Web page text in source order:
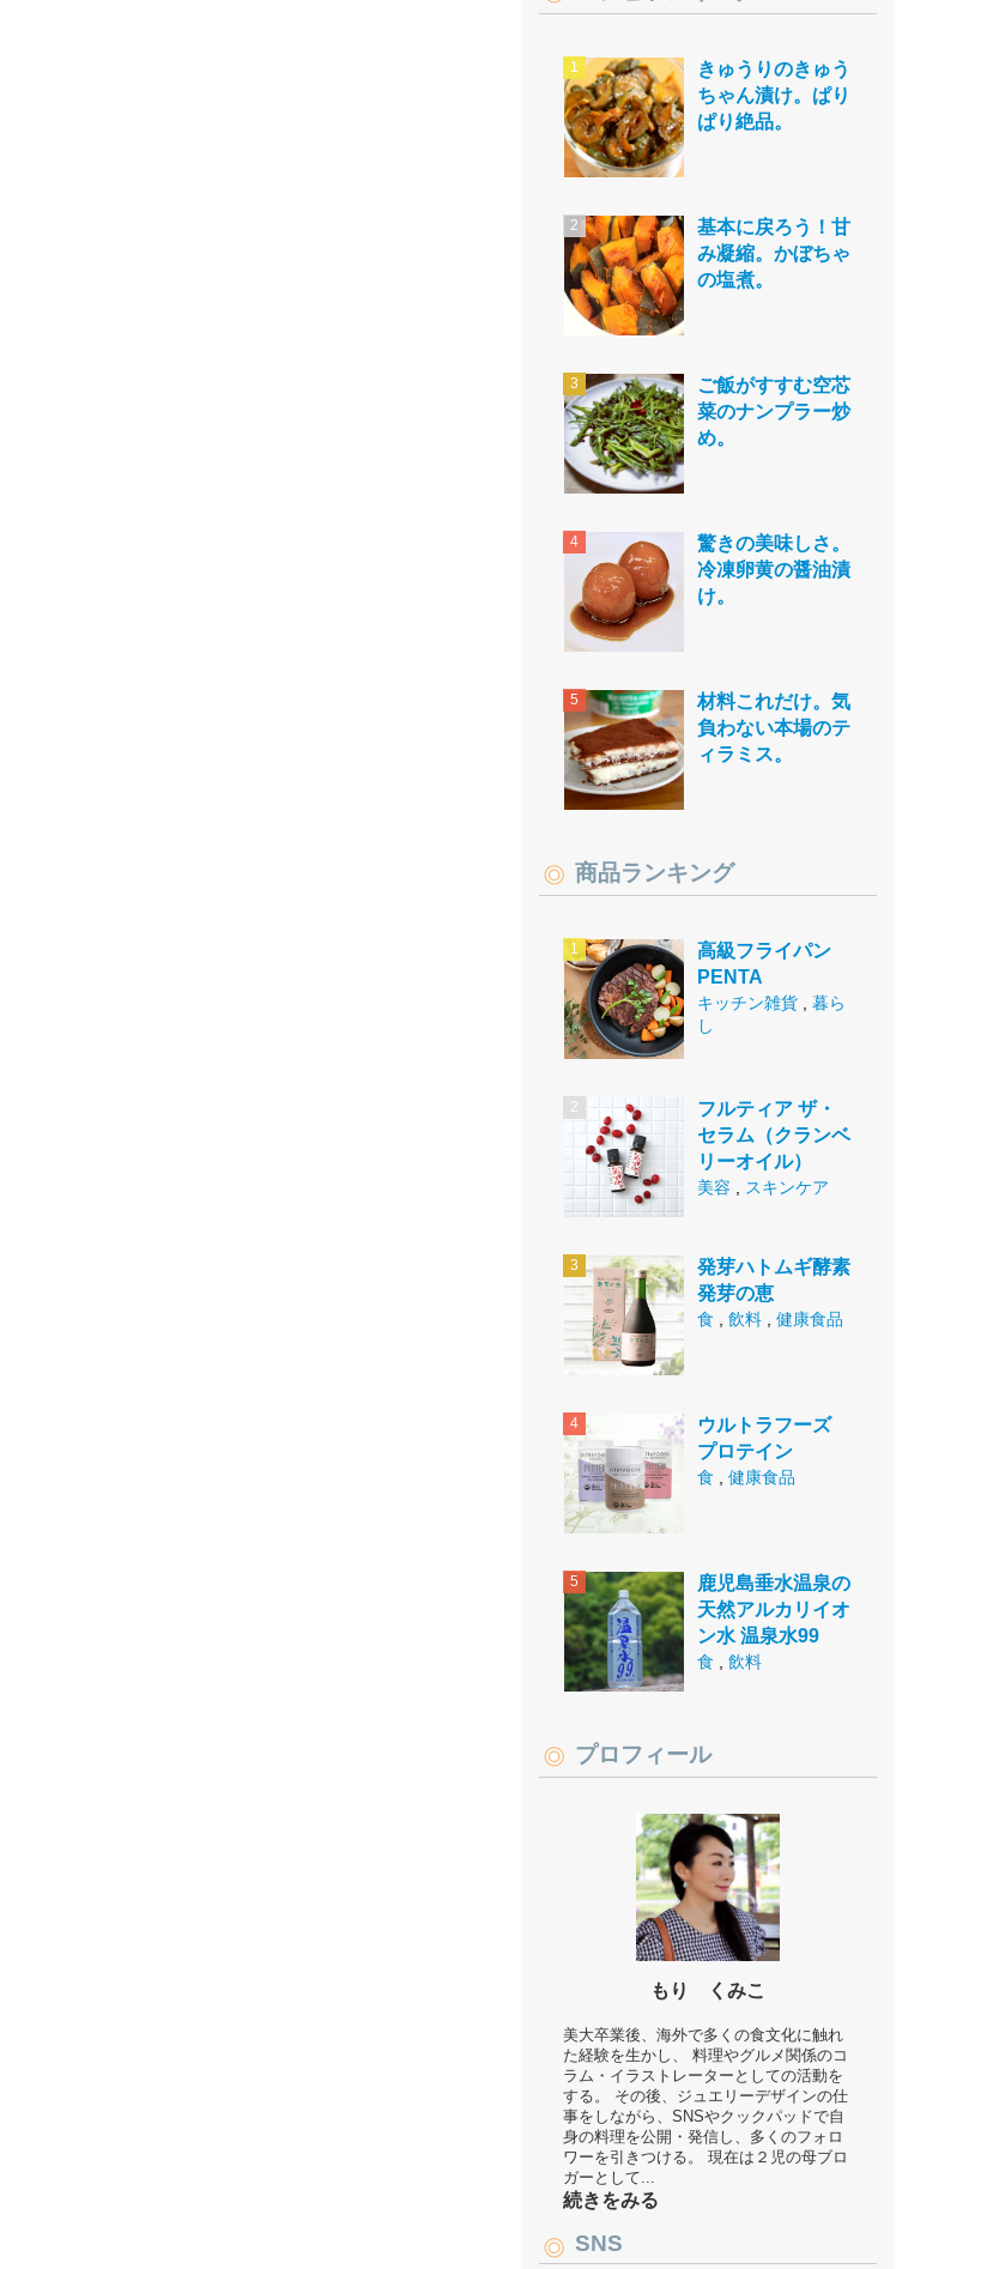
きゅうりのきゅう
ちゃん漬け。ぱり
ぱり絶品。
基本に戻ろう！甘
み凝縮。かぼちゃ
の塩煮。
ご飯がすすむ空芯
菜のナンプラー炒
め。
驚きの美味しさ。
冷凍卵黄の醤油漬
け。
材料これだけ。気
負わない本場のテ
ィラミス。
商品ランキング
高級フライパン
PENTA
キッチン雑貨
暮ら
し
フルティア ザ・
セラム（クランベ
リーオイル）
美容 スキンケア
発芽ハトムギ酵素
発芽の恵
食 飲料 健康食品
ウルトラフーズ
プロテイン
食 健康食品
鹿児島垂水温泉の
天然アルカリイオ
ン水 温泉水99
食 飲料
プロフィール
もり くみこ
美大卒業後、海外で多くの食文化に触れ
た経験を生かし、 料理やグルメ関係のコ
ラム・イラストレーターとしての活動を
する。 その後、ジュエリーデザインの仕
事をしながら、SNSやクックパッドで自
身の料理を公開・発信し、多くのフォロ
ワーを引きつける。 現在は２児の母ブロ
ガーとして...
続きをみる
SNS